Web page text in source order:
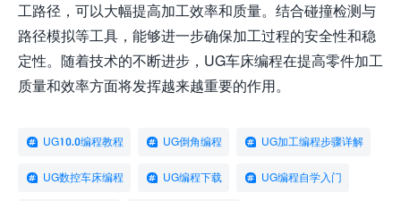
工路径，可以大幅提高加工效率和质量。结合碰撞检测与
路径模拟等工具，能够进一步确保加工过程的安全性和稳
定性。随着技术的不断进步，UG车床编程在提高零件加工
质量和效率方面将发挥越来越重要的作用。
UG10.0编程教程 UG倒角编程 UG加工编程步骤详解
UG数控车床编程 UG编程下载 UG编程自学入门